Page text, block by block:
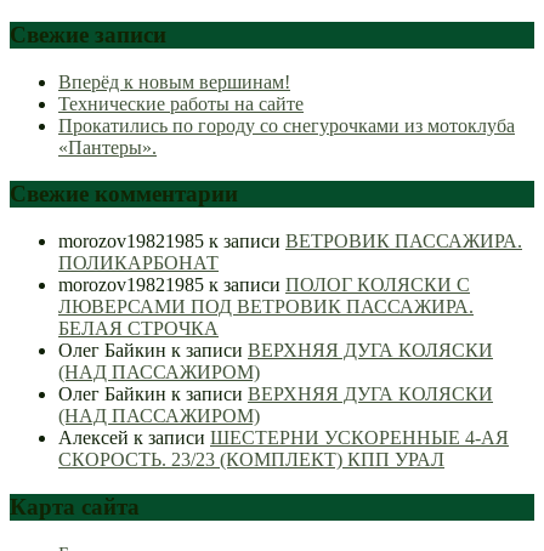
Свежие записи
Вперёд к новым вершинам!
Технические работы на сайте
Прокатились по городу со снегурочками из мотоклуба
«Пантеры».
Свежие комментарии
morozov19821985 к записи ВЕТРОВИК ПАССАЖИРА.
ПОЛИКАРБОНАТ
morozov19821985 к записи ПОЛОГ КОЛЯСКИ С
ЛЮВЕРСАМИ ПОД ВЕТРОВИК ПАССАЖИРА.
БЕЛАЯ СТРОЧКА
Олег Байкин к записи ВЕРХНЯЯ ДУГА КОЛЯСКИ
(НАД ПАССАЖИРОМ)
Олег Байкин к записи ВЕРХНЯЯ ДУГА КОЛЯСКИ
(НАД ПАССАЖИРОМ)
Алексей к записи ШЕСТЕРНИ УСКОРЕННЫЕ 4-АЯ
СКОРОСТЬ. 23/23 (КОМПЛЕКТ) КПП УРАЛ
Карта сайта